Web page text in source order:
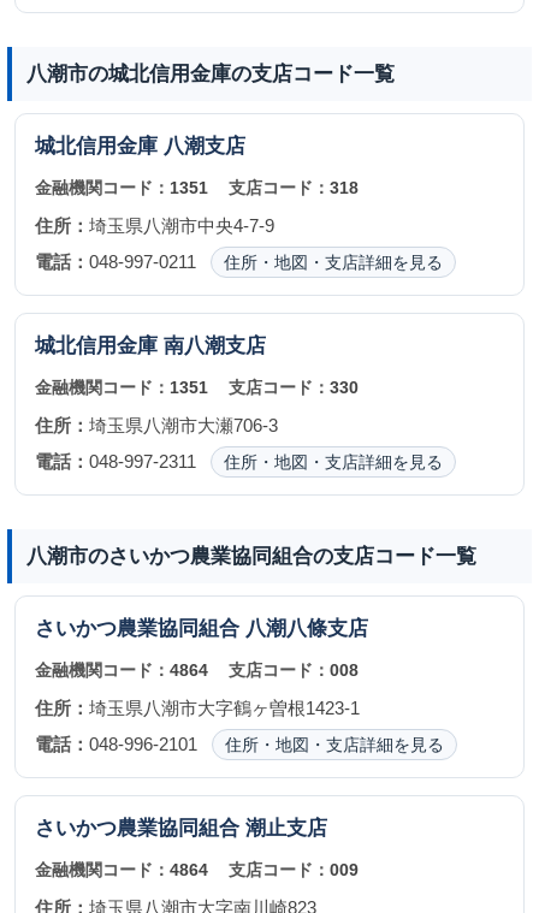
八潮市の城北信用金庫の支店コード一覧
城北信用金庫 八潮支店
金融機関コード： 1351 支店コード：318
住所： 埼玉県八潮市中央4-7-9
電話： 048-997-0211 住所・地図・支店詳細を見る
城北信用金庫 南八潮支店
金融機関コード： 1351 支店コード：330
住所： 埼玉県八潮市大瀬706-3
電話： 048-997-2311 住所・地図・支店詳細を見る
八潮市のさいかつ農業協同組合の支店コード一覧
さいかつ農業協同組合 八潮八條支店
金融機関コード： 4864 支店コード：008
住所： 埼玉県八潮市大字鶴ヶ曽根1423-1
電話： 048-996-2101 住所・地図・支店詳細を見る
さいかつ農業協同組合 潮止支店
金融機関コード： 4864 支店コード：009
住所： 埼玉県八潮市大字南川崎823